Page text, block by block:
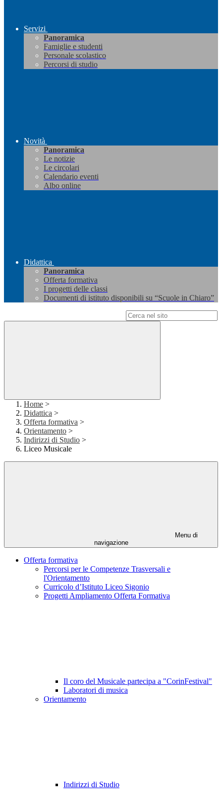
Servizi
Panoramica
Famiglie e studenti
Personale scolastico
Percorsi di studio
Novità
Panoramica
Le notizie
Le circolari
Calendario eventi
Albo online
Didattica
Panoramica
Offerta formativa
I progetti delle classi
Documenti di istituto disponibili su “Scuole in Chiaro”
Home >
Didattica >
Offerta formativa >
Orientamento >
Indirizzi di Studio >
Liceo Musicale
Menu di
navigazione
Offerta formativa
Percorsi per le Competenze Trasversali e
l'Orientamento
Curricolo d’Istituto Liceo Sigonio
Progetti Ampliamento Offerta Formativa
Il coro del Musicale partecipa a "CorinFestival"
Laboratori di musica
Orientamento
Indirizzi di Studio